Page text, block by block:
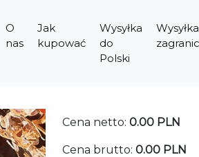
O
nas
Jak
kupować
Wysyłka
do
Polski
Wysyłka
Cena netto: 0.00 PLN
Cena brutto: 0.00 PLN